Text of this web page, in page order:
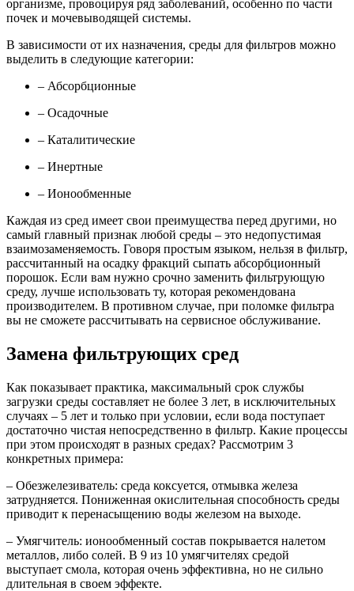
организме, провоцируя ряд заболеваний, особенно по части
почек и мочевыводящей системы.
В зависимости от их назначения, среды для фильтров можно
выделить в следующие категории:
– Абсорбционные
– Осадочные
– Каталитические
– Инертные
– Ионообменные
Каждая из сред имеет свои преимущества перед другими, но
самый главный признак любой среды – это недопустимая
взаимозаменяемость. Говоря простым языком, нельзя в фильтр,
рассчитанный на осадку фракций сыпать абсорбционный
порошок. Если вам нужно срочно заменить фильтрующую
среду, лучше использовать ту, которая рекомендована
производителем. В противном случае, при поломке фильтра
вы не сможете рассчитывать на сервисное обслуживание.
Замена фильтрующих сред
Как показывает практика, максимальный срок службы
загрузки среды составляет не более 3 лет, в исключительных
случаях – 5 лет и только при условии, если вода поступает
достаточно чистая непосредственно в фильтр. Какие процессы
при этом происходят в разных средах? Рассмотрим 3
конкретных примера:
– Обезжелезиватель: среда коксуется, отмывка железа
затрудняется. Пониженная окислительная способность среды
приводит к перенасыщению воды железом на выходе.
– Умягчитель: ионообменный состав покрывается налетом
металлов, либо солей. В 9 из 10 умягчителях средой
выступает смола, которая очень эффективна, но не сильно
длительная в своем эффекте.